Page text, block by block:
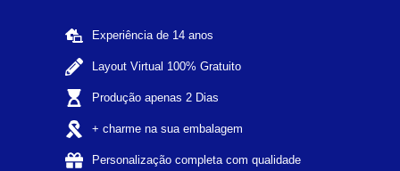
Experiência de 14 anos
Layout Virtual 100% Gratuito
Produção apenas 2 Dias
+ charme na sua embalagem
Personalização completa com qualidade